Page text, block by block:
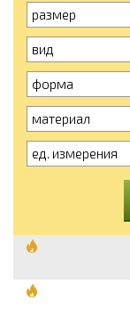
размер
вид
форма
материал
ед. измерения